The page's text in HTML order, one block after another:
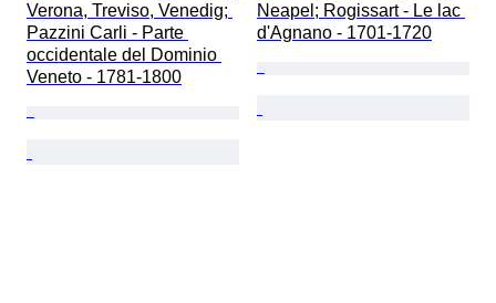
Verona, Treviso, Venedig;
Pazzini Carli - Parte
occidentale del Dominio
Veneto - 1781-1800
Neapel; Rogissart - Le lac
d'Agnano - 1701-1720